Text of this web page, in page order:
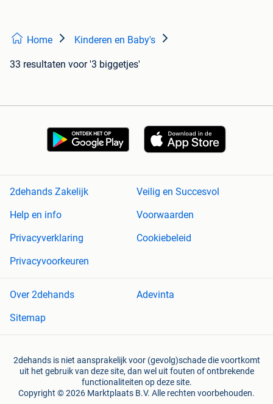
Home Kinderen en Baby's
33 resultaten voor '3 biggetjes'
2dehands Zakelijk
Veilig en Succesvol
Help en info
Voorwaarden
Privacyverklaring
Cookiebeleid
Privacyvoorkeuren
Over 2dehands
Adevinta
Sitemap
2dehands is niet aansprakelijk voor (gevolg)schade die voortkomt
uit het gebruik van deze site, dan wel uit fouten of ontbrekende
functionaliteiten op deze site.
Copyright © 2026 Marktplaats B.V. Alle rechten voorbehouden.